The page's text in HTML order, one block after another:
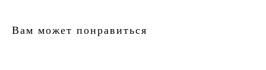
Вам может понравиться